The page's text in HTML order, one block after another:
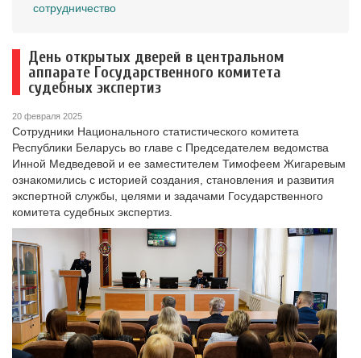
сотрудничество
День открытых дверей в центральном
аппарате Государственного комитета
судебных экспертиз
20 февраля 2025
Сотрудники Национального статистического комитета
Республики Беларусь во главе с Председателем ведомства
Инной Медведевой и ее заместителем Тимофеем Жигаревым
ознакомились с историей создания, становления и развития
экспертной службы, целями и задачами Государственного
комитета судебных экспертиз.